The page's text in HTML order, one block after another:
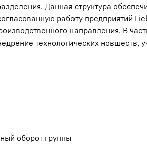
Данная структура
работу предприятий
направления. В
технологических новшеств,
оборот группы